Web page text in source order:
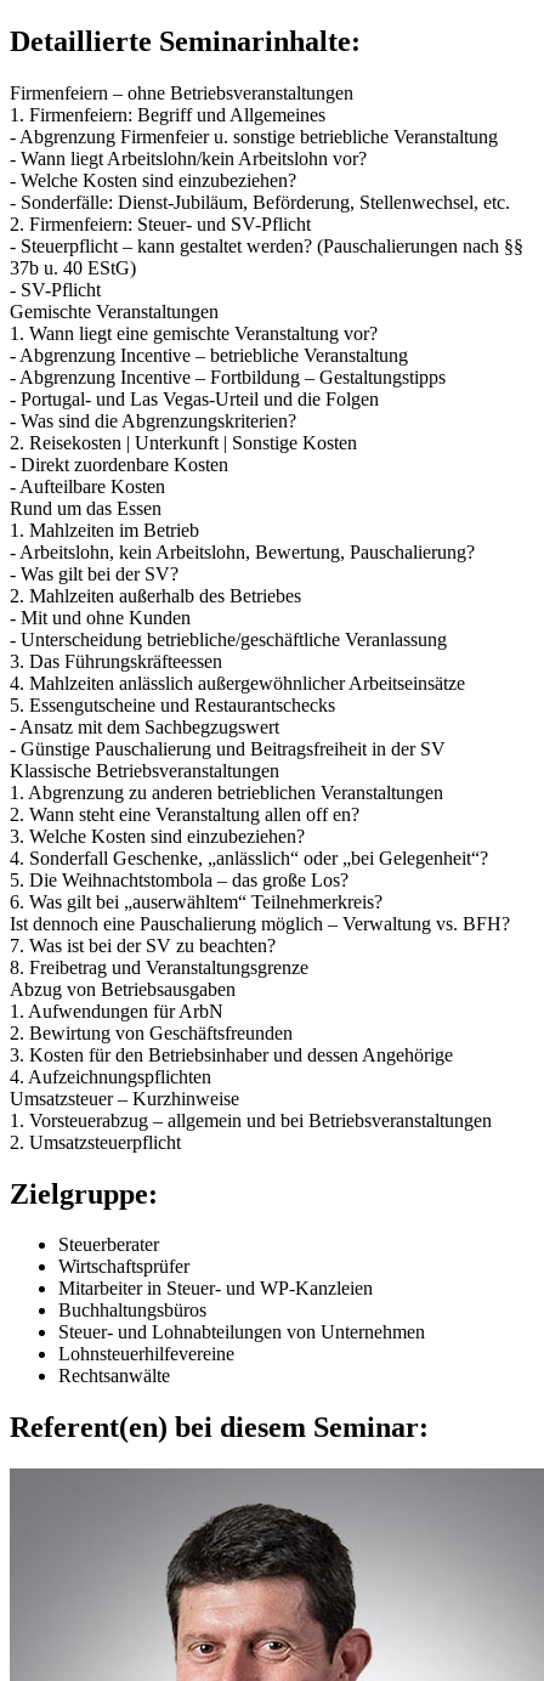
Detaillierte Seminarinhalte:
Firmenfeiern – ohne Betriebsveranstaltungen
1. Firmenfeiern: Begriff und Allgemeines
- Abgrenzung Firmenfeier u. sonstige betriebliche Veranstaltung
- Wann liegt Arbeitslohn/kein Arbeitslohn vor?
- Welche Kosten sind einzubeziehen?
- Sonderfälle: Dienst-Jubiläum, Beförderung, Stellenwechsel, etc.
2. Firmenfeiern: Steuer- und SV-Pflicht
- Steuerpflicht – kann gestaltet werden? (Pauschalierungen nach §§
37b u. 40 EStG)
- SV-Pflicht
Gemischte Veranstaltungen
1. Wann liegt eine gemischte Veranstaltung vor?
- Abgrenzung Incentive – betriebliche Veranstaltung
- Abgrenzung Incentive – Fortbildung – Gestaltungstipps
- Portugal- und Las Vegas-Urteil und die Folgen
- Was sind die Abgrenzungskriterien?
2. Reisekosten | Unterkunft | Sonstige Kosten
- Direkt zuordenbare Kosten
- Aufteilbare Kosten
Rund um das Essen
1. Mahlzeiten im Betrieb
- Arbeitslohn, kein Arbeitslohn, Bewertung, Pauschalierung?
- Was gilt bei der SV?
2. Mahlzeiten außerhalb des Betriebes
- Mit und ohne Kunden
- Unterscheidung betriebliche/geschäftliche Veranlassung
3. Das Führungskräfteessen
4. Mahlzeiten anlässlich außergewöhnlicher Arbeitseinsätze
5. Essengutscheine und Restaurantschecks
- Ansatz mit dem Sachbegzugswert
- Günstige Pauschalierung und Beitragsfreiheit in der SV
Klassische Betriebsveranstaltungen
1. Abgrenzung zu anderen betrieblichen Veranstaltungen
2. Wann steht eine Veranstaltung allen off en?
3. Welche Kosten sind einzubeziehen?
4. Sonderfall Geschenke, „anlässlich“ oder „bei Gelegenheit“?
5. Die Weihnachtstombola – das große Los?
6. Was gilt bei „auserwähltem“ Teilnehmerkreis?
Ist dennoch eine Pauschalierung möglich – Verwaltung vs. BFH?
7. Was ist bei der SV zu beachten?
8. Freibetrag und Veranstaltungsgrenze
Abzug von Betriebsausgaben
1. Aufwendungen für ArbN
2. Bewirtung von Geschäftsfreunden
3. Kosten für den Betriebsinhaber und dessen Angehörige
4. Aufzeichnungspflichten
Umsatzsteuer – Kurzhinweise
1. Vorsteuerabzug – allgemein und bei Betriebsveranstaltungen
2. Umsatzsteuerpflicht
Zielgruppe:
Steuerberater
Wirtschaftsprüfer
Mitarbeiter in Steuer- und WP-Kanzleien
Buchhaltungsbüros
Steuer- und Lohnabteilungen von Unternehmen
Lohnsteuerhilfevereine
Rechtsanwälte
Referent(en) bei diesem Seminar: